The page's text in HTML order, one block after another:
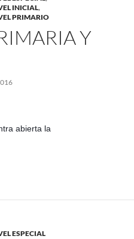
INICIAL,
PRIMARIO
Y
abierta la
y especial
ESPECIAL